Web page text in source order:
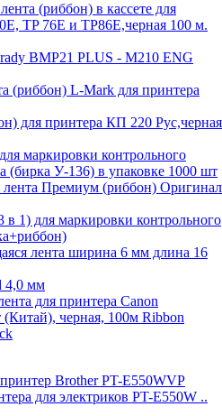
(риббон) в кассете для
TP 76E и TP86E,черная 100 м.
BMP21 PLUS - M210 ENG
(риббон) L-Mark для принтера
для принтера КП 220 Рус,черная
маркировки контрольного
(бирка У-136) в упаковке 1000 шт
Премиум (риббон) Оригинал
1) для маркировки контрольного
лента ширина 6 мм длина 16
4,0 мм
для принтера Canon
черная, 100м Ribbon
для электриков PT-E550W ..